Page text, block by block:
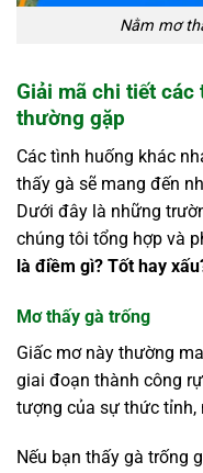
Nằm mơ
Giải mã chi tiết
thường gặp
Các tình huống khác
thấy gà sẽ mang đến
Dưới đây là những
chúng tôi tổng hợp và
là điềm gì? Tốt hay
Mơ thấy gà trống
Giấc mơ này thường
giai đoạn thành công
tượng của sự thức tỉnh,
Nếu bạn thấy gà trống